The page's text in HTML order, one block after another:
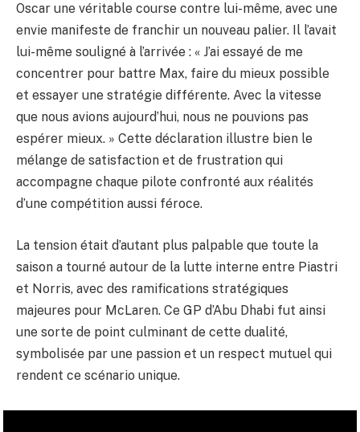
Oscar une véritable course contre lui-même, avec une
envie manifeste de franchir un nouveau palier. Il l’avait
lui-même souligné à l’arrivée : « J’ai essayé de me
concentrer pour battre Max, faire du mieux possible
et essayer une stratégie différente. Avec la vitesse
que nous avions aujourd’hui, nous ne pouvions pas
espérer mieux. » Cette déclaration illustre bien le
mélange de satisfaction et de frustration qui
accompagne chaque pilote confronté aux réalités
d’une compétition aussi féroce.
La tension était d’autant plus palpable que toute la
saison a tourné autour de la lutte interne entre Piastri
et Norris, avec des ramifications stratégiques
majeures pour McLaren. Ce GP d’Abu Dhabi fut ainsi
une sorte de point culminant de cette dualité,
symbolisée par une passion et un respect mutuel qui
rendent ce scénario unique.